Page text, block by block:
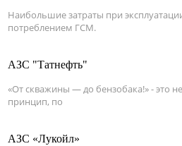
Наибольшие затраты при
потреблением ГСМ.
АЗС "Татнефть"
«От скважины — до бензобака!» - это
принцип, по
АЗС «Лукойл»